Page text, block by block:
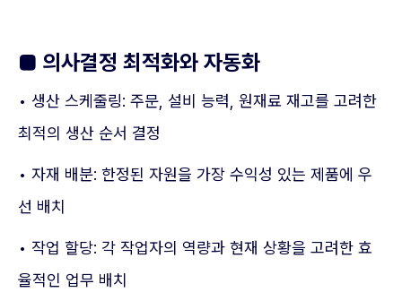
■ 의사결정 최적화와 자동화
• 생산 스케줄링: 주문, 설비 능력, 원재료 재고를 고려한
최적의 생산 순서 결정
• 자재 배분: 한정된 자원을 가장 수익성 있는 제품에 우
선 배치
• 작업 할당: 각 작업자의 역량과 현재 상황을 고려한 효
율적인 업무 배치